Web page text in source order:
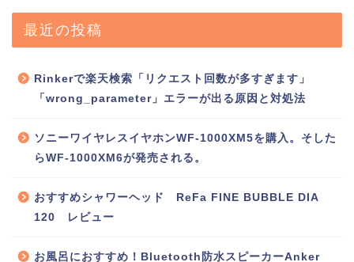
最近の投稿
Rinkerで楽天検索「リクエスト回数が多すぎます」
「wrong_parameter」エラーが出る原因と対処法
ソニーワイヤレスイヤホンWF-1000XM5を購入。そした
らWF-1000XM6が発売される。
おすすめシャワーヘッド ReFa FINE BUBBLE DIA
120 レビュー
お風呂におすすめ！Bluetooth防水スピーカーAnker